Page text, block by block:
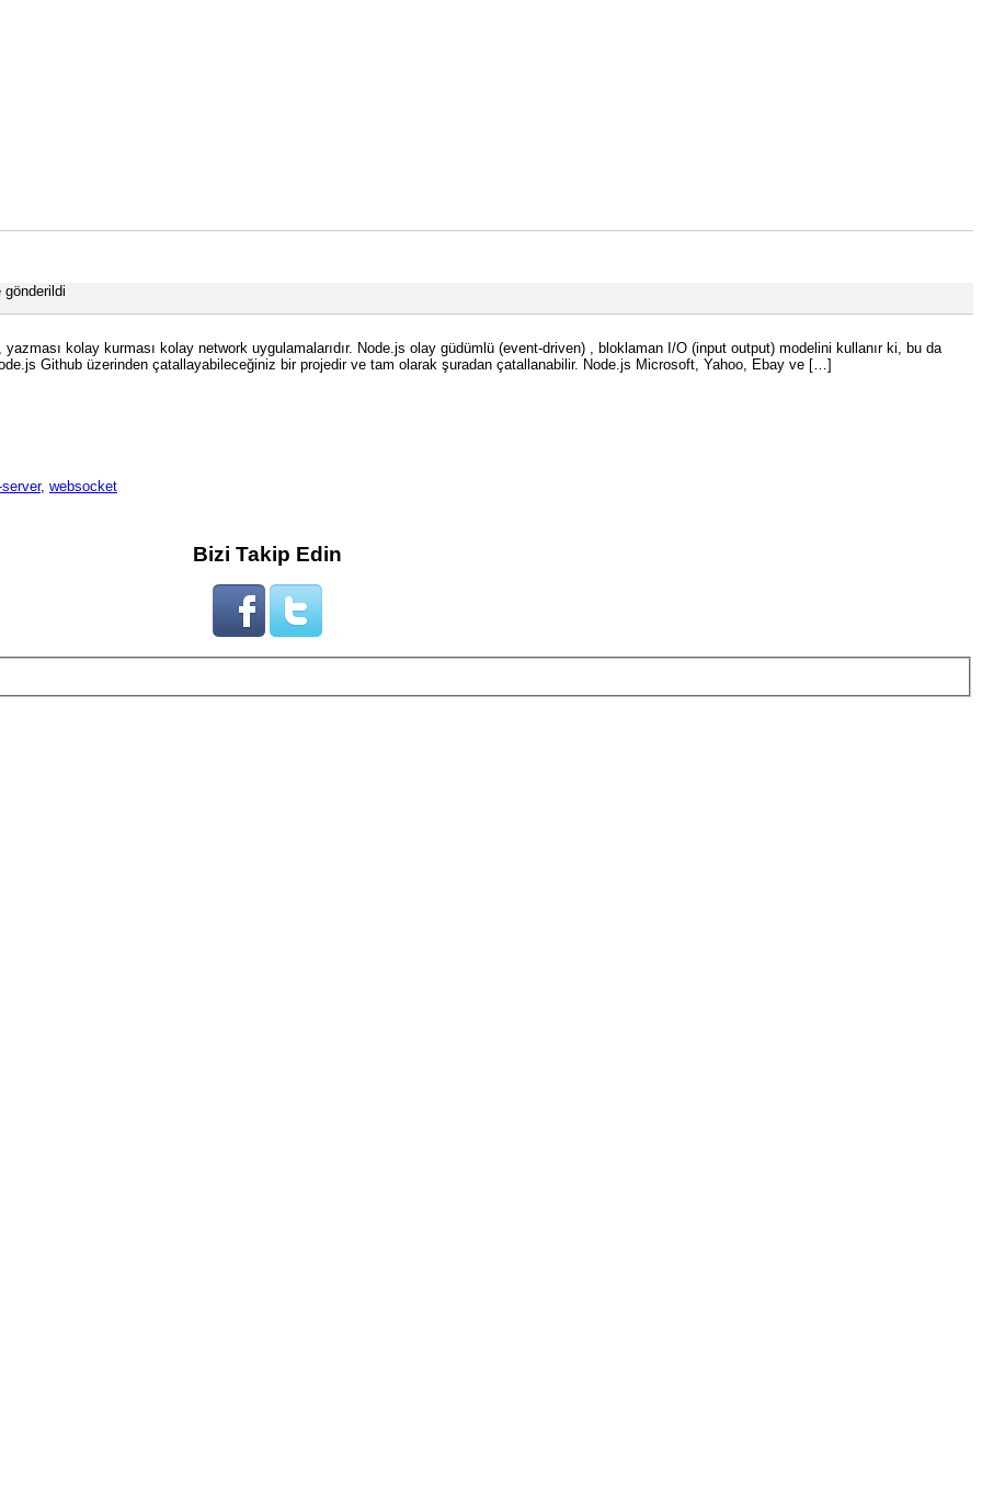
kolay kurması kolay network uygulamalarıdır. Node.js olay güdümlü (event-driven) , bloklaman I/O (input output) modelini kullanır ki, bu da
Github üzerinden çatallayabileceğiniz bir projedir ve tam olarak şuradan çatallanabilir. Node.js Microsoft, Yahoo, Ebay ve […]
, websocket
Bizi Takip Edin